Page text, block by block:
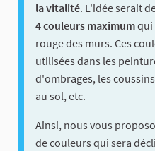
la vitalité. L'idée serait
4 couleurs maximumqui
rouge des murs. Ces
utilisées dans les
d'ombrages, les
au sol, etc.
Ainsi, nous vous
de couleurs qui sera